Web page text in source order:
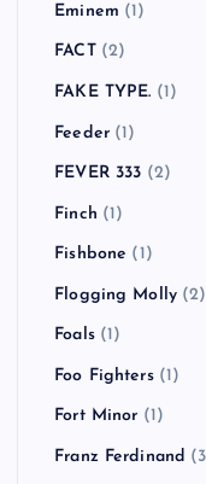
Eminem (1)
FACT(2)
FAKE TYPE. (1)
Feeder(1)
FEVER 333 (2)
Finch (1)
Fishbone (1)
Flogging Molly (2)
Foals(1)
Foo Fighters(1)
Fort Minor (1)
Franz Ferdinand